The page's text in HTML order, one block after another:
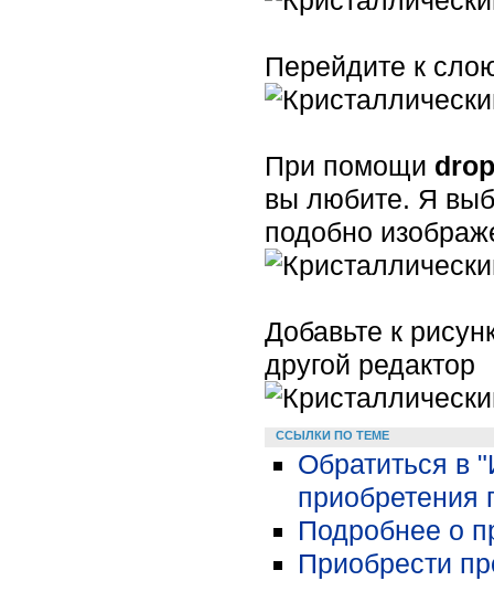
Перейдите к
При помощи
вы любите. Я
подобно
Добавьте к
другой редактор
ССЫЛКИ ПО ТЕМЕ
Обратиться в
приобретения
Подробнее о
Приобрести